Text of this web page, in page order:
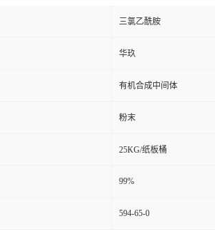
三氯乙酰胺
华玖
有机合成中间体
粉末
25KG/纸板桶
99%
594-65-0